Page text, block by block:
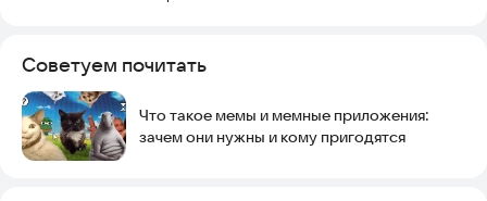
Советуем почитать
Что такое мемы и мемные приложения:
зачем они нужны и кому пригодятся